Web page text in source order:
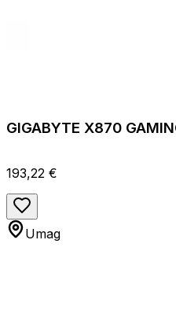
GIGABYTE X870
193,22 €
Umag